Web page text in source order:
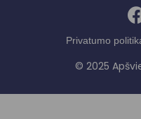
Privatumo
© 2025